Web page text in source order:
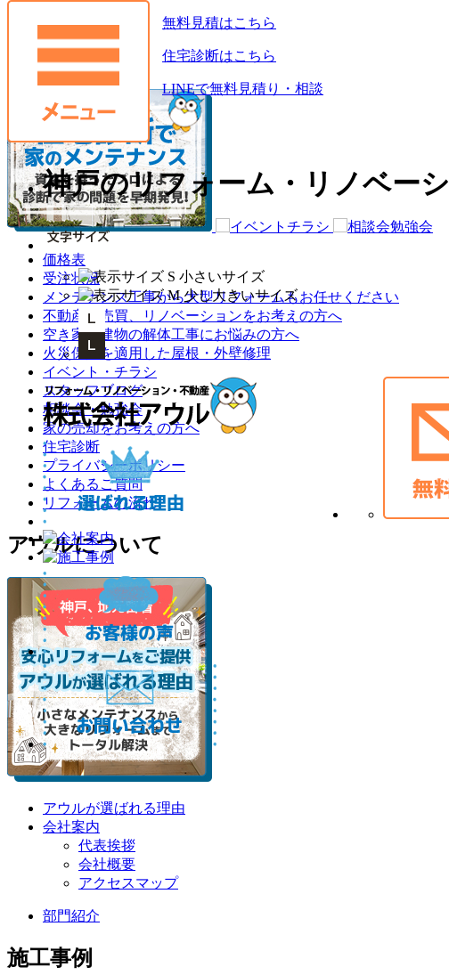
神戸のリフォーム・リノベー
お役立ち情報
価格表
受注状況
メンテナンス工事から大型リフォームもお任せください
不動産の売買、リノベーションをお考えの方へ
空き家・建物の解体工事にお悩みの方へ
火災保険を適用した屋根・外壁修理
イベント・チラシ
スタッフブログ
相談会・勉強会
家の売却をお考えの方へ
住宅診断
プライバシーポリシー
よくあるご質問
リフォームの流れ
アウルについて
アウルが選ばれる理由
会社案内
代表挨拶
会社概要
アクセスマップ
部門紹介
施工事例
無料見積はこちら
住宅診断はこちら
LINEで無料見積り・相談